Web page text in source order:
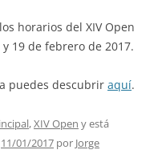
horarios del XIV Open
19 de febrero de 2017.
puedes descubrir aquí.
,XIV Open y está
11/01/2017 por Jorge